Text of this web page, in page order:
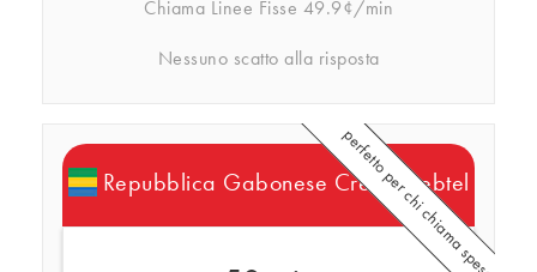
Chiama Linee Fisse 49.9¢/min
Nessuno scatto alla risposta
Repubblica Gabonese Crediti Rebtel
perfetto per chi chiama spesso